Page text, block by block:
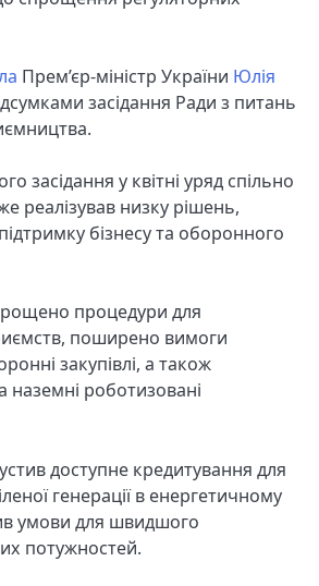
Прем’єр-міністр України Юлія
засідання Ради з питань
засідання у квітні уряд спільно
реалізував низку рішень,
бізнесу та оборонного
процедури для
поширено вимоги
закупівлі, а також
роботизовані
доступне кредитування для
генерації в енергетичному
умови для швидшого
потужностей.